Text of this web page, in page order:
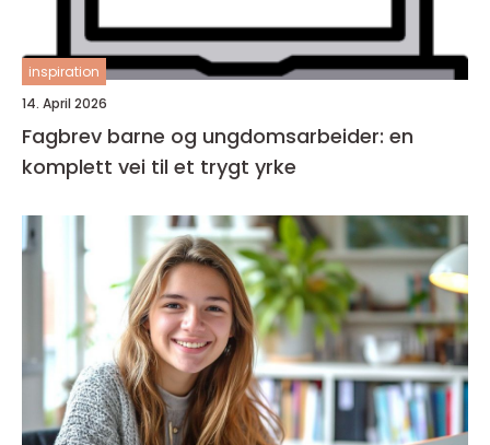
inspiration
14. April 2026
Fagbrev barne og ungdomsarbeider: en
komplett vei til et trygt yrke